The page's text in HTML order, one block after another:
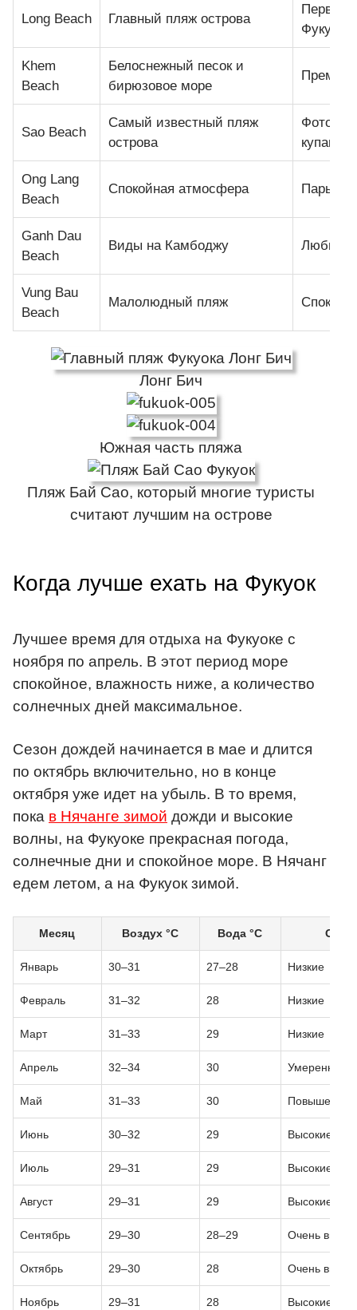
Long Beach Главный пляж острова
Первое
Khem
Beach
Белоснежный песок и
бирюзовое море
Sao Beach
Самый известный пляж
острова
купание
Ong Lang
Beach
Спокойная атмосфера Пары и
Ganh Dau
Beach
Виды на Камбоджу
Vung Bau
Beach
Малолюдный пляж
Лонг Бич
Южная часть пляжа
Пляж Бай Сао, который многие туристы
считают лучшим на острове
Когда лучше ехать на Фукуок
Лучшее время для отдыха на Фукуоке с
ноября по апрель. В этот период море
спокойное, влажность ниже, а количество
солнечных дней максимальное.
Сезон дождей начинается в мае и длится
по октябрь включительно, но в конце
октября уже идет на убыль. В то время,
пока в Нячанге зимой дожди и высокие
волны, на Фукуоке прекрасная погода,
солнечные дни и спокойное море. В Нячанг
едем летом, а на Фукуок зимой.
Месяц Воздух °C Вода °C
Январь 30–31 27–28 Низкие
Февраль 31–32 28 Низкие
Март 31–33 29 Низкие
Апрель 32–34 30 Умеренные
Май 31–33 30 Повышенные
Июнь 30–32 29 Высокие
Июль 29–31 29 Высокие
Август 29–31 29 Высокие
Сентябрь 29–30 28–29 Очень
Октябрь 29–30 28 Очень
Ноябрь 29–31 28 Высокие